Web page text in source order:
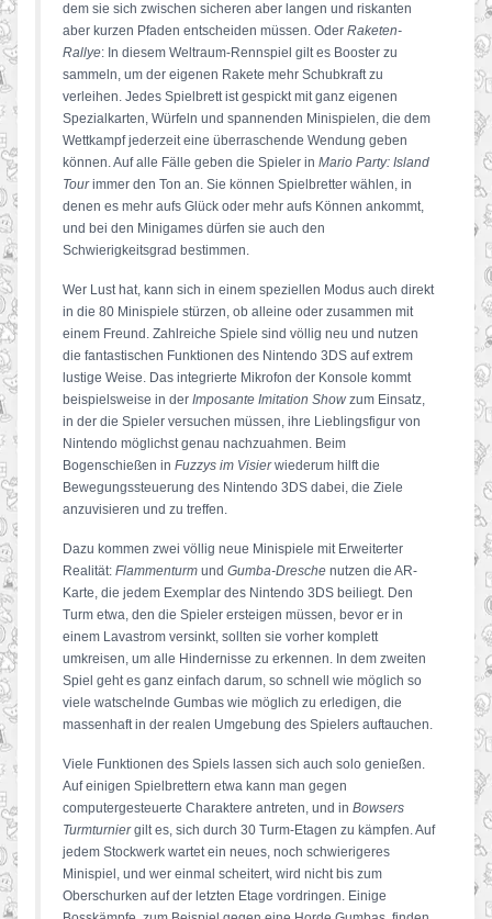
dem sie sich zwischen sicheren aber langen und riskanten
aber kurzen Pfaden entscheiden müssen. Oder Raketen-
Rallye: In diesem Weltraum-Rennspiel gilt es Booster zu
sammeln, um der eigenen Rakete mehr Schubkraft zu
verleihen. Jedes Spielbrett ist gespickt mit ganz eigenen
Spezialkarten, Würfeln und spannenden Minispielen, die dem
Wettkampf jederzeit eine überraschende Wendung geben
können. Auf alle Fälle geben die Spieler in Mario Party: Island
Tourimmer den Ton an. Sie können Spielbretter wählen, in
denen es mehr aufs Glück oder mehr aufs Können ankommt,
und bei den Minigames dürfen sie auch den
Schwierigkeitsgrad bestimmen.
Wer Lust hat, kann sich in einem speziellen Modus auch direkt
in die 80 Minispiele stürzen, ob alleine oder zusammen mit
einem Freund. Zahlreiche Spiele sind völlig neu und nutzen
die fantastischen Funktionen des Nintendo 3DS auf extrem
lustige Weise. Das integrierte Mikrofon der Konsole kommt
beispielsweise in der Imposante Imitation Show zum Einsatz,
in der die Spieler versuchen müssen, ihre Lieblingsfigur von
Nintendo möglichst genau nachzuahmen. Beim
Bogenschießen in Fuzzys im Visierwiederum hilft die
Bewegungssteuerung des Nintendo 3DS dabei, die Ziele
anzuvisieren und zu treffen.
Dazu kommen zwei völlig neue Minispiele mit Erweiterter
Realität: Flammenturm und Gumba-Dresche nutzen die AR-
Karte, die jedem Exemplar des Nintendo 3DS beiliegt. Den
Turm etwa, den die Spieler ersteigen müssen, bevor er in
einem Lavastrom versinkt, sollten sie vorher komplett
umkreisen, um alle Hindernisse zu erkennen. In dem zweiten
Spiel geht es ganz einfach darum, so schnell wie möglich so
viele watschelnde Gumbas wie möglich zu erledigen, die
massenhaft in der realen Umgebung des Spielers auftauchen.
Viele Funktionen des Spiels lassen sich auch solo genießen.
Auf einigen Spielbrettern etwa kann man gegen
computergesteuerte Charaktere antreten, und in Bowsers
Turmturniergilt es, sich durch 30 Turm-Etagen zu kämpfen. Auf
jedem Stockwerk wartet ein neues, noch schwierigeres
Minispiel, und wer einmal scheitert, wird nicht bis zum
Oberschurken auf der letzten Etage vordringen. Einige